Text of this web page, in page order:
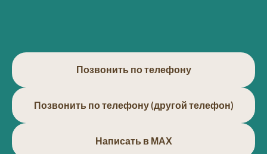
Позвонить по телефону
Позвонить по телефону (другой телефон)
Написать в МАХ